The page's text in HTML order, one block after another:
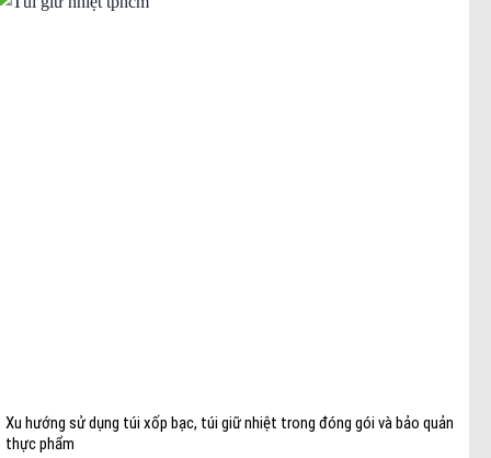
Xu hướng sử dụng túi xốp bạc, túi giữ nhiệt trong đóng gói và bảo quản
thực phẩm